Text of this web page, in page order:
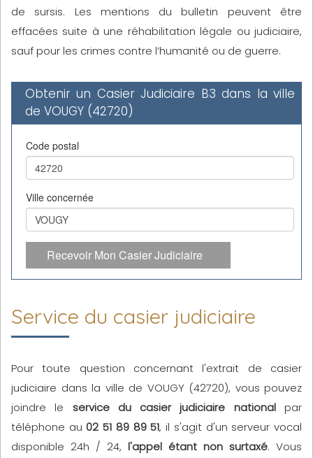
de sursis. Les mentions du bulletin peuvent être
effacées suite à une réhabilitation légale ou judiciaire,
sauf pour les crimes contre l’humanité ou de guerre.
Obtenir un Casier Judiciaire B3 dans la ville
de VOUGY (42720)
Code postal
Ville concernée
Recevoir Mon Casier Judiciaire
Service du casier judiciaire
Pour toute question concernant l'extrait de casier
judiciaire dans la ville de VOUGY (42720), vous pouvez
joindre le service du casier judiciaire nationalpar
téléphone au 02 51 89 89 51, il s'agit d'un serveur vocal
disponible 24h / 24, l'appel étant non surtaxé. Vous